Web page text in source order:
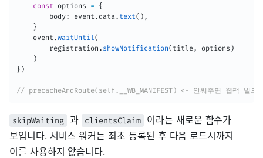
const options =
{
        body
: event .data . text( ) ,
}
    event
.waitUntil (
        registration
. showNotification( title, options )
)
} )
// precacheAndRoute(self.__WB_MANIFEST) <- 안써주면 웹팩 빌
skipWaiting 과 clientsClaim
이라는 새로운 함수가
보입니다. 서비스 워커는 최초 등록된 후 다음 로드시까지
이를 사용하지 않습니다.